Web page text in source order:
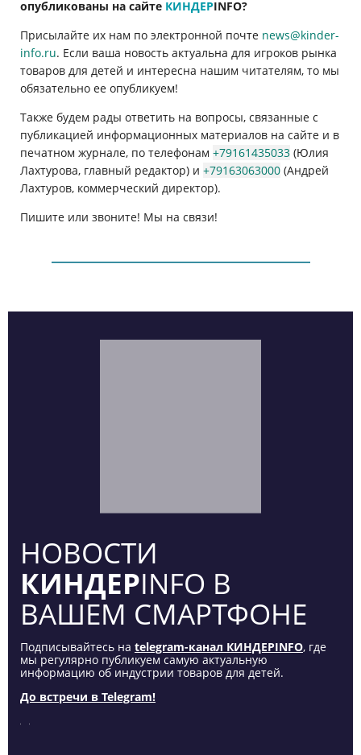
опубликованы на сайте КИНДЕРINFO?
Присылайте их нам по электронной почте news@kinder-
info.ru. Если ваша новость актуальна для игроков рынка
товаров для детей и интересна нашим читателям, то мы
обязательно ее опубликуем!
Также будем рады ответить на вопросы, связанные с
публикацией информационных материалов на сайте и в
печатном журнале, по телефонам +79161435033 (Юлия
Лахтурова, главный редактор) и +79163063000 (Андрей
Лахтуров, коммерческий директор).
Пишите или звоните! Мы на связи!
НОВОСТИ
КИНДЕРINFO В
ВАШЕМ СМАРТФОНЕ
Подписывайтесь на telegram-канал КИНДЕРINFO, где
мы регулярно публикуем самую актуальную
информацию об индустрии товаров для детей.
До встречи в Telegram!